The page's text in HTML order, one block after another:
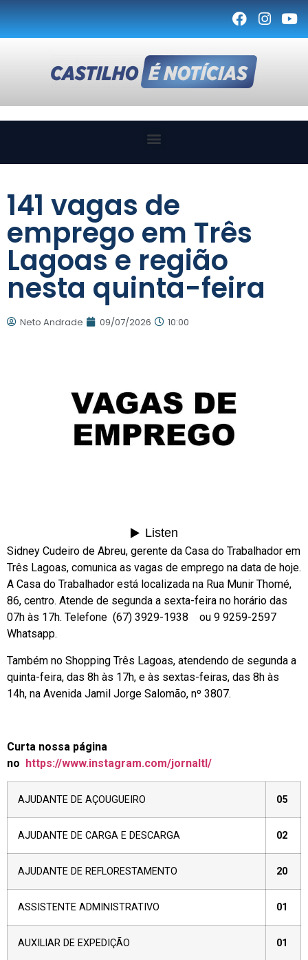
141 vagas de
emprego em Três
Lagoas e região
nesta quinta-feira
Neto Andrade 09/07/2026 10:00
Sidney Cudeiro de Abreu, gerente da Casa do Trabalhador em
Três Lagoas, comunica as vagas de emprego na data de hoje.
A Casa do Trabalhador está localizada na Rua Munir Thomé,
86, centro. Atende de segunda a sexta-feira no horário das
07h às 17h. Telefone (67) 3929-1938 ou 9 9259-2597
Whatsapp.
Também no Shopping Três Lagoas, atendendo de segunda a
quinta-feira, das 8h às 17h, e às sextas-feiras, das 8h às
14h, na Avenida Jamil Jorge Salomão, nº 3807.
Curta nossa página
no https://www.instagram.com/jornaltl/
AJUDANTE DE AÇOUGUEIRO 05
AJUDANTE DE CARGA E DESCARGA 02
AJUDANTE DE REFLORESTAMENTO 20
ASSISTENTE ADMINISTRATIVO 01
AUXILIAR DE EXPEDIÇÃO 01